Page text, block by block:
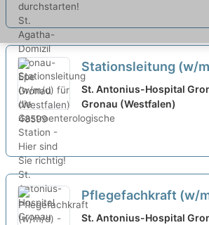
Stationsleitung (w/
Hier sind Sie richtig!
St. Antonius-Hospital
Gronau (Westfalen)
Pflegefachkraft (w/
Sie richtig! neu
St. Antonius-Hospital